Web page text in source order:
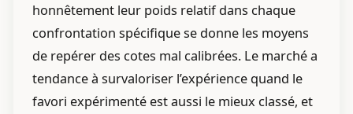
honnêtement leur poids relatif dans chaque
confrontation spécifique se donne les moyens
de repérer des cotes mal calibrées. Le marché a
tendance à survaloriser l’expérience quand le
favori expérimenté est aussi le mieux classé, et